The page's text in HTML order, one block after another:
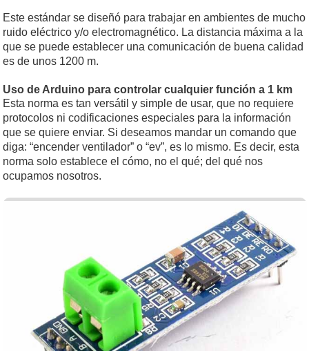
Este estándar se diseñó para trabajar en ambientes de mucho
ruido eléctrico y/o electromagnético. La distancia máxima a la
que se puede establecer una comunicación de buena calidad
es de unos 1200 m.
Uso de Arduino para controlar cualquier función a 1 km
Esta norma es tan versátil y simple de usar, que no requiere
protocolos ni codificaciones especiales para la información
que se quiere enviar. Si deseamos mandar un comando que
diga: “encender ventilador” o “ev”, es lo mismo. Es decir, esta
norma solo establece el cómo, no el qué; del qué nos
ocupamos nosotros.